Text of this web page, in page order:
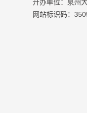
开办单位：泉州
网站标识码：